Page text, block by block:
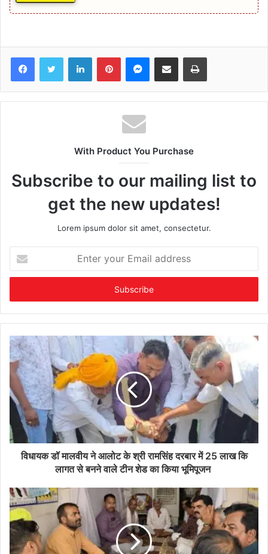
FacebookTwitter LinkedInPinterestMessenger
Share via Email Print
With Product You Purchase
Subscribe to our mailing list to
get the new updates!
Lorem ipsum dolor sit amet, consectetur.
your
Email
विधायक डॉ मालवीय ने आलोट के श्री रामसिंह दरबार में 25 लाख कि
लागत से बनने वाले टीन शेड का किया भूमिपूजन